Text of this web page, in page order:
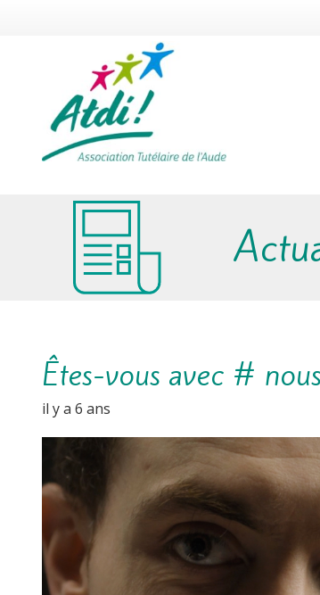
Êtes-vous avec #
il y a 6 ans